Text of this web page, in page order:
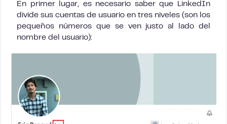
En primer lugar, es necesario saber que LinkedIn
divide sus cuentas de usuario en tres niveles (son los
pequeños números que se ven justo al lado del
nombre del usuario):